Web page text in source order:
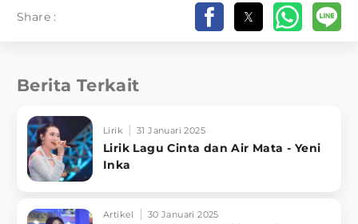
Share :
Berita Terkait
Lirik 31 Januari 2025
Lirik Lagu Cinta dan Air Mata - Yeni
Inka
Artikel 30 Januari 2025